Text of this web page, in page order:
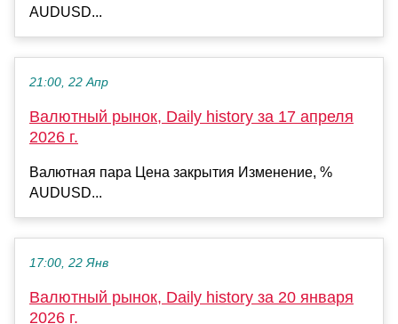
AUDUSD...
21:00, 22 Апр
Валютный рынок, Daily history за 17 апреля
2026 г.
Валютная пара Цена закрытия Изменение, %
AUDUSD...
17:00, 22 Янв
Валютный рынок, Daily history за 20 января
2026 г.